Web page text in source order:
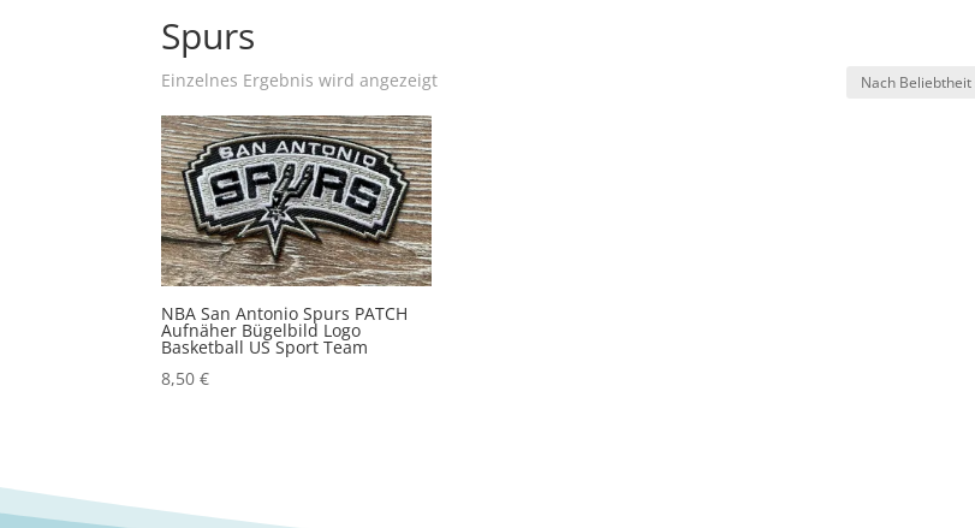
Spurs
Einzelnes Ergebnis wird angezeigt
NBA San Antonio Spurs PATCH
Aufnäher Bügelbild Logo
Basketball US Sport Team
8,50€